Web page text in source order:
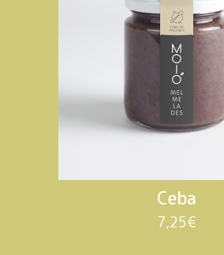
Ceba
7,25€